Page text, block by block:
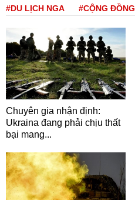
#DU LỊCH NGA #CỘNG ĐỒNG
Chuyên gia nhận định:
Ukraina đang phải chịu thất
bại mang...